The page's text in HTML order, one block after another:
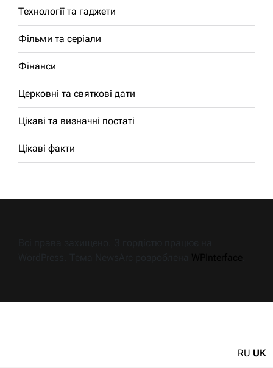
Технології та гаджети
Фільми та серіали
Фінанси
Церковні та святкові дати
Цікаві та визначні постаті
Цікаві факти
RU UK